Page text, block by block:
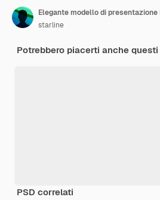
starline
Potrebbero piacerti anche
PSD correlati